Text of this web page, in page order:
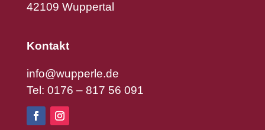
42109 Wuppertal
Kontakt
info@wupperle.de
Tel: 0176 – 817 56 091